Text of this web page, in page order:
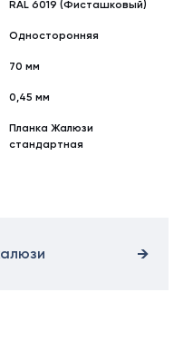
RAL 6019 (Фисташковый)
Односторонняя
70 мм
0,45 мм
Планка Жалюзи
стандартная